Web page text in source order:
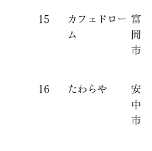
15
カフェドロー
ム
富
岡
市
16 たわらや
安
中
市